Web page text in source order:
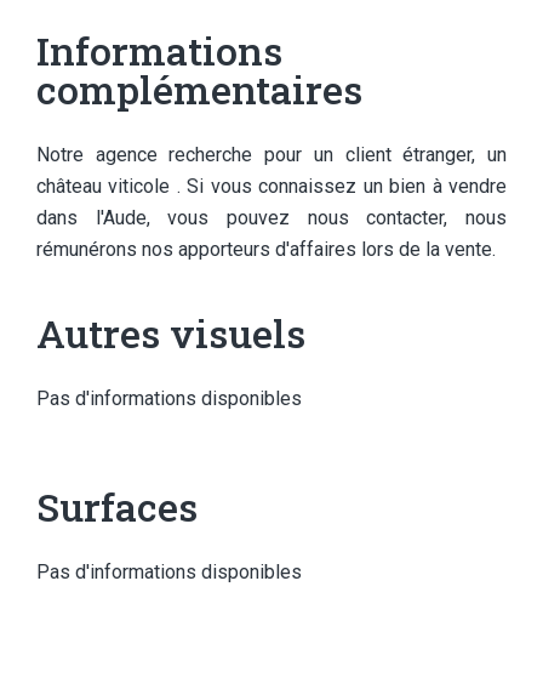
Informations
complémentaires
Notre agence recherche pour un client étranger, un
château viticole . Si vous connaissez un bien à vendre
dans l'Aude, vous pouvez nous contacter, nous
rémunérons nos apporteurs d'affaires lors de la vente.
Autres visuels
Pas d'informations disponibles
Surfaces
Pas d'informations disponibles